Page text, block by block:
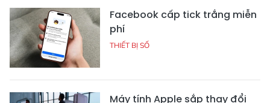
Facebook cấp tick trắng miễn
phí
THIẾT BỊ SỐ
Máy tính Apple sắp thay đổi